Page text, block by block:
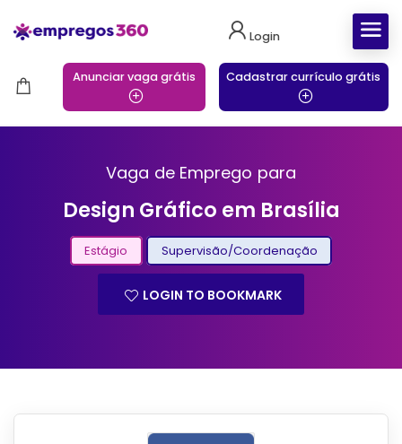
Login
Anunciar vaga grátis Cadastrar currículo grátis
Vaga de Emprego para
Design Gráfico em Brasília
Estágio Supervisão/Coordenação
LOGIN TO BOOKMARK